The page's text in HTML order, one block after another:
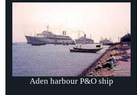
Aden harbour P&O ship